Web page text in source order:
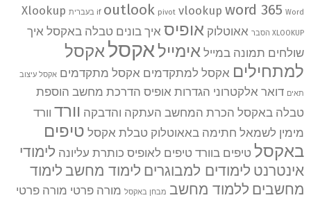
if outlook pivot vlookup word 365 Word בעברית Xlookup
XLOOKUP הסבר אאוטלוק אופיס איך בונים טבלה באקסל איך
שולחים תמונה במייל אימיילאקסלאקסל
למתחילים אקסל למתקדמים אקסל מתקדמים אקסל עיצוב
תאים דואר אלקטרוני הגדרות אופיס הדרכת מחשב הוספת
טבלה באקסל הכרת המחשב העתקה והדבקה וורד וורד
מימין לשמאל חתימה באאוטלוק טבלת אקסל טיפים
באקסל טיפים בוורד טיפים לאופיס כותרת עליונה לימודי
אינטרנט לימודים למבוגרים לימוד מחשב לימוד
מחשבים ללמוד מחשב מבחן באקסל מורה פרטי מורה פרטי